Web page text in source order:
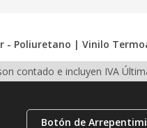
- Poliuretano | Vinilo
contado e incluyen IVA
Botón de